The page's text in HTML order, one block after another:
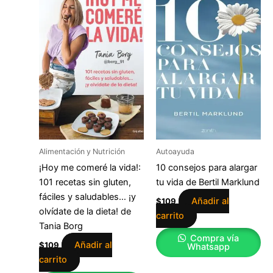
Alimentación y Nutrición
¡Hoy me comeré la vida!:
101 recetas sin gluten,
fáciles y saludables… ¡y
olvídate de la dieta! de
Tania Borg
$109
Añadir al
carrito
Autoayuda
10 consejos para alargar
tu vida de Bertil Marklund
$109
Añadir al
carrito
Compra vía
Whatsapp